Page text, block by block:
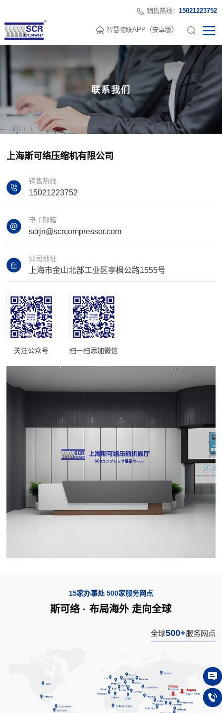
销售热线： 15021223752
智慧物联APP（安卓版）
联系我们
上海斯可络压缩机有限公司
销售热线
15021223752
电子邮箱
scrjn@scrcompressor.com
公司地址
上海市金山北部工业区亭枫公路1555号
关注公众号 扫一扫添加微信
15家办事处 500家服务网点
斯可络 · 布局海外 走向全球
全球500+服务网点
在线